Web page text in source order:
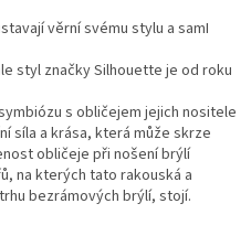
věrní svému stylu a samI
styl značky Silhouette je od roku
s obličejem jejich nositele
síla a krása, která může skrze
obličeje při nošení brýlí
na kterých tato rakouská a
bezrámových brýlí, stojí.